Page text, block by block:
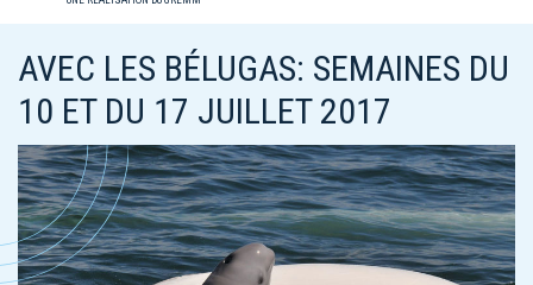
AVEC LES BÉLUGAS: SEMAINES DU
10 ET DU 17 JUILLET 2017